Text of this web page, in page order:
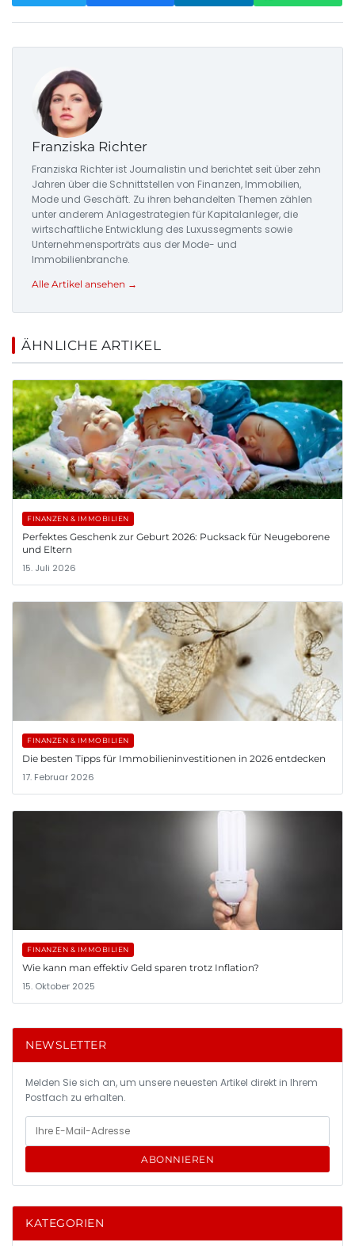
Franziska Richter
Franziska Richter ist Journalistin und berichtet seit über zehn
Jahren über die Schnittstellen von Finanzen, Immobilien,
Mode und Geschäft. Zu ihren behandelten Themen zählen
unter anderem Anlagestrategien für Kapitalanleger, die
wirtschaftliche Entwicklung des Luxussegments sowie
Unternehmensporträts aus der Mode- und
Immobilienbranche.
Alle Artikel ansehen →
ÄHNLICHE ARTIKEL
FINANZEN & IMMOBILIEN
Perfektes Geschenk zur Geburt 2026: Pucksack für Neugeborene
und Eltern
15. Juli 2026
FINANZEN & IMMOBILIEN
Die besten Tipps für Immobilieninvestitionen in 2026 entdecken
17. Februar 2026
FINANZEN & IMMOBILIEN
Wie kann man effektiv Geld sparen trotz Inflation?
15. Oktober 2025
NEWSLETTER
Melden Sie sich an, um unsere neuesten Artikel direkt in Ihrem
Postfach zu erhalten.
ABONNIEREN
KATEGORIEN